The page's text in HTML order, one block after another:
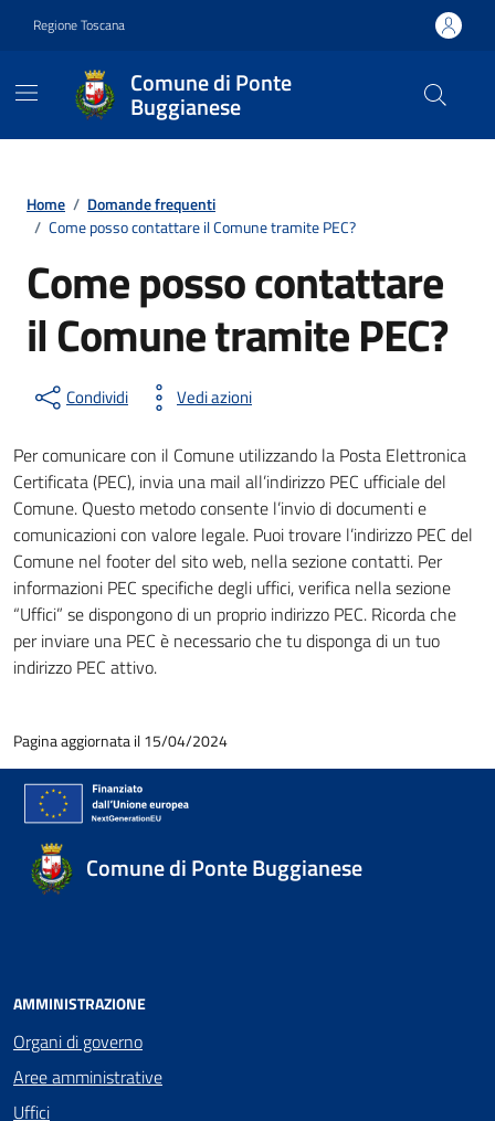
Regione Toscana
Comune di Ponte
Buggianese
Home / Domande frequenti
/ Come posso contattare il Comune tramite PEC?
Come posso contattare
il Comune tramite PEC?
Condividi Vedi azioni
Per comunicare con il Comune utilizzando la Posta Elettronica
Certificata (PEC), invia una mail all’indirizzo PEC ufficiale del
Comune. Questo metodo consente l’invio di documenti e
comunicazioni con valore legale. Puoi trovare l’indirizzo PEC del
Comune nel footer del sito web, nella sezione contatti. Per
informazioni PEC specifiche degli uffici, verifica nella sezione
“Uffici” se dispongono di un proprio indirizzo PEC. Ricorda che
per inviare una PEC è necessario che tu disponga di un tuo
indirizzo PEC attivo.
Pagina aggiornata il 15/04/2024
Comune di Ponte Buggianese
AMMINISTRAZIONE
Organi di governo
Aree amministrative
Uffici